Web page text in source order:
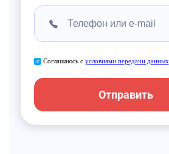
Соглашаюсь с условиями передачи данных
Отправить